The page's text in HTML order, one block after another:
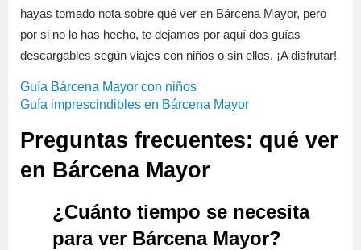
hayas tomado nota sobre qué ver en Bárcena Mayor, pero
por si no lo has hecho, te dejamos por aquí dos guías
descargables según viajes con niños o sin ellos. ¡A disfrutar!
Guía Bárcena Mayor con niños
Guía imprescindibles en Bárcena Mayor
Preguntas frecuentes: qué ver
en Bárcena Mayor
¿Cuánto tiempo se necesita
para ver Bárcena Mayor?